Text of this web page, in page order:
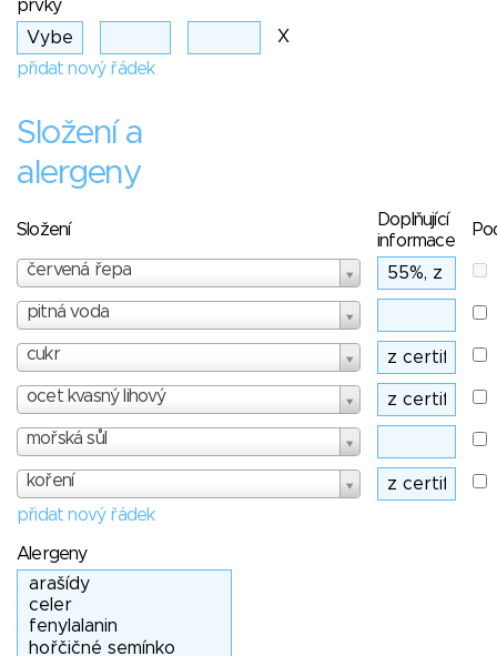
prvky
X
přidat nový řádek
Složení a
alergeny
Složení
Doplňující
informace
červená řepa
pitná voda
cukr
ocet kvasný lihový
mořská sůl
koření
přidat nový řádek
Alergeny